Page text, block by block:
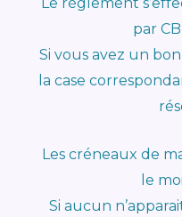
par
Si vous avez un
la case
Les créneaux de
le
Si aucun